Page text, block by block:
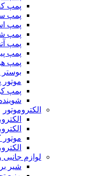
پمپ
پمپ
پمپ
پمپ
پمپ
پمپ
پمپ
پمپ
الکتروموتور
موتور
لوازم جانبی
شیر